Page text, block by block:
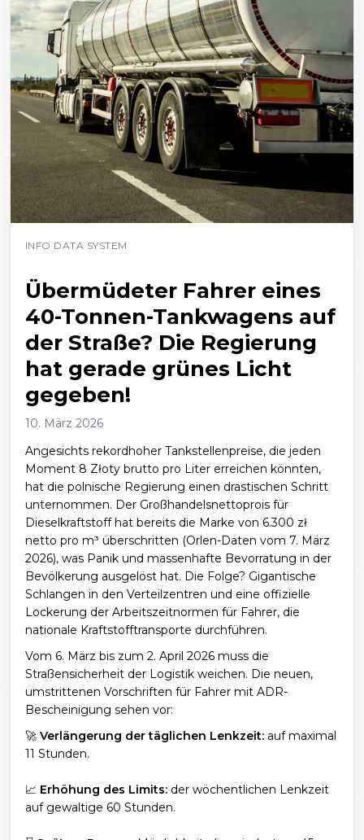
INFO DATA SYSTEM
Übermüdeter Fahrer eines
40-Tonnen-Tankwagens auf
der Straße? Die Regierung
hat gerade grünes Licht
gegeben!
10. März 2026
Angesichts rekordhoher Tankstellenpreise, die jeden
Moment 8 Złoty brutto pro Liter erreichen könnten,
hat die polnische Regierung einen drastischen Schritt
unternommen. Der Großhandelsnettoprois für
Dieselkraftstoff hat bereits die Marke von 6.300 zł
netto pro m³ überschritten (Orlen-Daten vom 7. März
2026), was Panik und massenhafte Bevorratung in der
Bevölkerung ausgelöst hat. Die Folge? Gigantische
Schlangen in den Verteilzentren und eine offizielle
Lockerung der Arbeitszeitnormen für Fahrer, die
nationale Kraftstofftransporte durchführen.
Vom 6. März bis zum 2. April 2026 muss die
Straßensicherheit der Logistik weichen. Die neuen,
umstrittenen Vorschriften für Fahrer mit ADR-
Bescheinigung sehen vor:
🚀 Verlängerung der täglichen Lenkzeit: auf maximal
11 Stunden.
📈 Erhöhung des Limits: der wöchentlichen Lenkzeit
auf gewaltige 60 Stunden.